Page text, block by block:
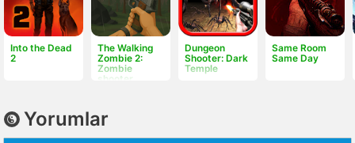
Into the Dead
2
The Walking
Zombie 2:
Zombie
shooter
Dungeon
Shooter: Dark
Temple
Same Room
Same Day
Yorumlar